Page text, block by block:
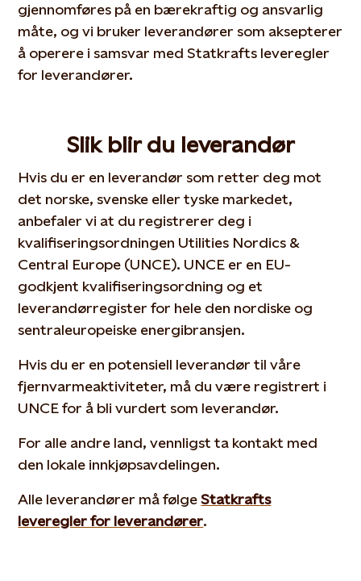
gjennomføres på en bærekraftig og ansvarlig
måte, og vi bruker leverandører som aksepterer
å operere i samsvar med Statkrafts leveregler
for leverandører.
Slik blir du leverandør
Hvis du er en leverandør som retter deg mot
det norske, svenske eller tyske markedet,
anbefaler vi at du registrerer deg i
kvalifiseringsordningen Utilities Nordics &
Central Europe (UNCE). UNCE er en EU-
godkjent kvalifiseringsordning og et
leverandørregister for hele den nordiske og
sentraleuropeiske energibransjen.
Hvis du er en potensiell leverandør til våre
fjernvarmeaktiviteter, må du være registrert i
UNCE for å bli vurdert som leverandør.
For alle andre land, vennligst ta kontakt med
den lokale innkjøpsavdelingen.
Alle leverandører må følge Statkrafts
leveregler for leverandører.